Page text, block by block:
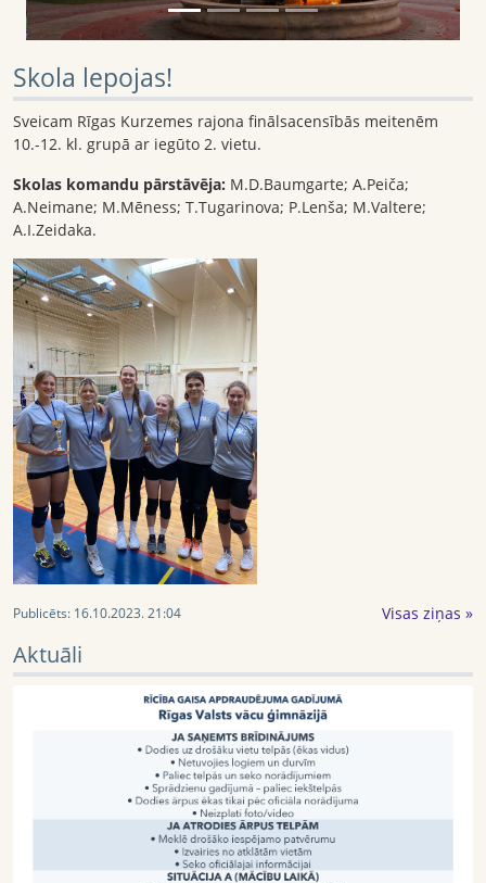
Skola lepojas!
Sveicam Rīgas Kurzemes rajona finālsacensībās meitenēm
10.-12. kl. grupā ar iegūto 2. vietu.
Skolas komandu pārstāvēja: M.D.Baumgarte; A.Peiča;
A.Neimane; M.Mēness; T.Tugarinova; P.Lenša; M.Valtere;
A.I.Zeidaka.
Publicēts: 16.10.2023. 21:04 Visas ziņas »
Aktuāli